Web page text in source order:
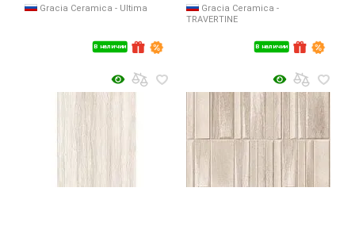
В наличии
Gracia Ceramica - Ultima
В наличии
Gracia Ceramica -
TRAVERTINE